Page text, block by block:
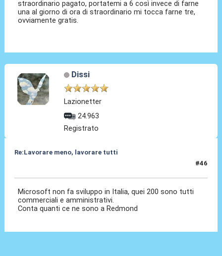
straordinario pagato, portatemi a 6 così invece di farne
una al giorno di ora di straordinario mi tocca farne tre,
ovviamente gratis.
Dissi
Lazionetter
24.963
Registrato
Re:Lavorare meno, lavorare tutti
#46
Microsoft non fa sviluppo in Italia, quei 200 sono tutti
commerciali e amministrativi.
Conta quanti ce ne sono a Redmond